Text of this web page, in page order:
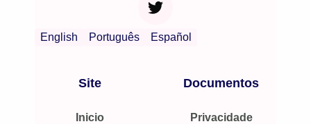
English Português Español
Site
Inicio
Documentos
Privacidade